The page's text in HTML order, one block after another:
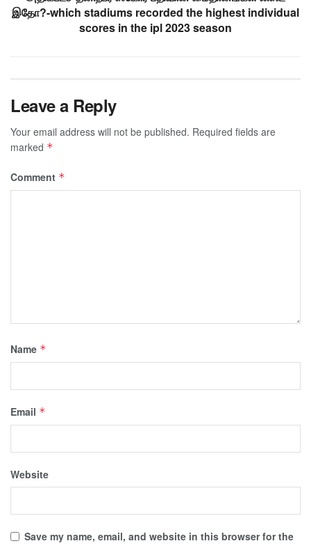
இதோ?-which stadiums recorded the highest individual
scores in the ipl 2023 season
Leave a Reply
Your email address will not be published. Required fields are
marked *
Comment *
Name *
Email *
Website
Save my name, email, and website in this browser for the